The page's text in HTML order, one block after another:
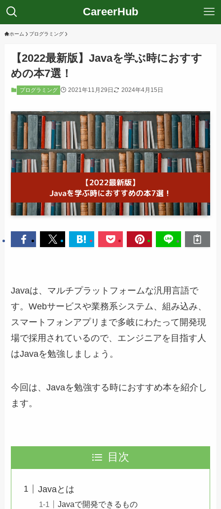
CareerHub
ホーム プログラミング
【2022最新版】Javaを学ぶ時におすす
めの本7選！
プログラミング 2021年11月29日 2024年4月15日
Javaは、マルチプラットフォームな汎用言語で
す。Webサービスや業務系システム、組み込み、
スマートフォンアプリまで多岐にわたって開発現
場で採用されているので、エンジニアを目指す人
はJavaを勉強しましょう。
今回は、Javaを勉強する時におすすめ本を紹介し
ます。
目次
Javaとは
Javaで開発できるもの